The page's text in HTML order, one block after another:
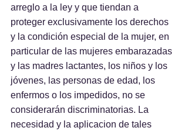
arreglo a la ley y que tiendan a
proteger exclusivamente los derechos
y la condición especial de la mujer, en
particular de las mujeres embarazadas
y las madres lactantes, los niños y los
jóvenes, las personas de edad, los
enfermos o los impedidos, no se
considerarán discriminatorias. La
necesidad y la aplicacion de tales